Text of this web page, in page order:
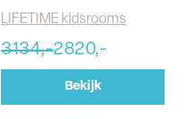
LIFETIME kidsrooms
3134,-2820,-
Bekijk